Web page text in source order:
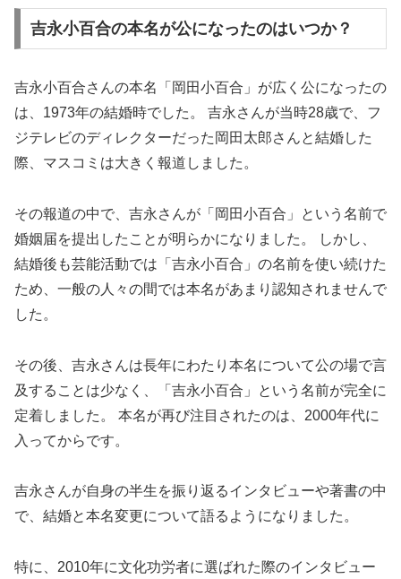
吉永小百合の本名が公になったのはいつか？
吉永小百合さんの本名「岡田小百合」が広く公になったの
は、1973年の結婚時でした。 吉永さんが当時28歳で、フ
ジテレビのディレクターだった岡田太郎さんと結婚した
際、マスコミは大きく報道しました。
その報道の中で、吉永さんが「岡田小百合」という名前で
婚姻届を提出したことが明らかになりました。 しかし、
結婚後も芸能活動では「吉永小百合」の名前を使い続けた
ため、一般の人々の間では本名があまり認知されませんで
した。
その後、吉永さんは長年にわたり本名について公の場で言
及することは少なく、「吉永小百合」という名前が完全に
定着しました。 本名が再び注目されたのは、2000年代に
入ってからです。
吉永さんが自身の半生を振り返るインタビューや著書の中
で、結婚と本名変更について語るようになりました。
特に、2010年に文化功労者に選ばれた際のインタビュー